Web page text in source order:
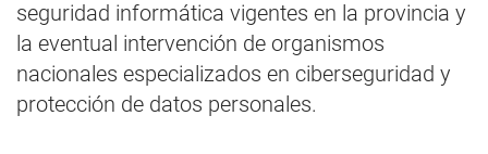
seguridad informática vigentes en la provincia y
la eventual intervención de organismos
nacionales especializados en ciberseguridad y
protección de datos personales.